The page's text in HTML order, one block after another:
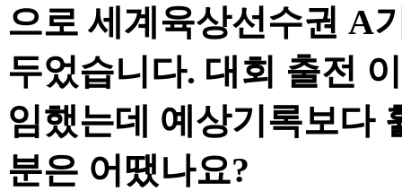
으로 세계육상선수권 A
두었습니다. 대회 출전
임했는데 예상기록보다
분은 어땠나요?